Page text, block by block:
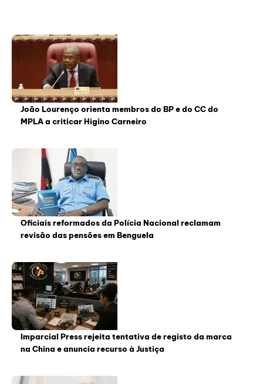
João Lourenço orienta membros do BP e do CC do
MPLA a criticar Higino Carneiro
Oficiais reformados da Polícia Nacional reclamam
revisão das pensões em Benguela
Imparcial Press rejeita tentativa de registo da marca
na China e anuncia recurso à Justiça